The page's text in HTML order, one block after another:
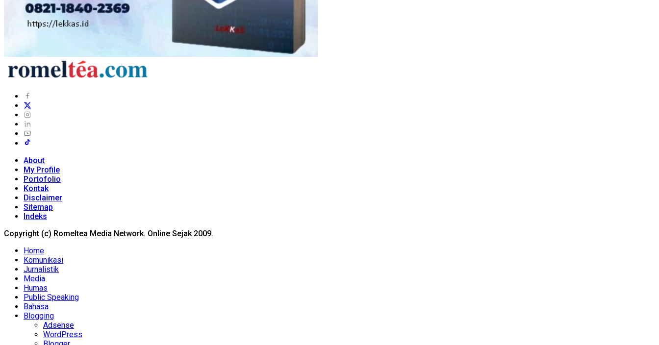
About
My Profile
Portofolio
Kontak
Disclaimer
Sitemap
Indeks
Copyright (c) Romeltea Media Network. Online Sejak 2009.
Home
Komunikasi
Jurnalistik
Media
Humas
Public Speaking
Bahasa
Blogging
Adsense
WordPress